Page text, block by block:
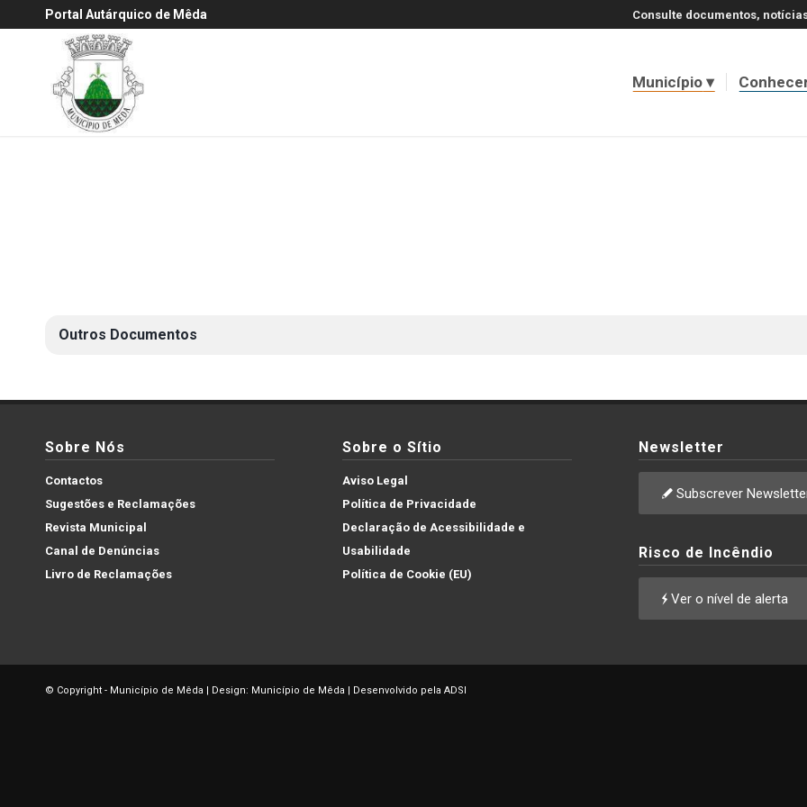
Portal Autárquico de Mêda Consulte documentos,
Município
Outros Documentos
Sobre Nós
Contactos
Sugestões e Reclamações
Revista Municipal
Canal de Denúncias
Livro de Reclamações
Sobre o Sítio
Aviso Legal
Política de Privacidade
Declaração de Acessibilidade e
Usabilidade
Política de Cookie (EU)
Newsletter
Subscrever
Risco de Incêndio
Ver o nível de alerta
© Copyright - Município de Mêda | Design: Município de Mêda | Desenvolvido pela ADSI